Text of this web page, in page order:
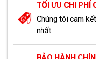
TỐI ƯU CHI PHÍ
Chúng tôi cam
nhất